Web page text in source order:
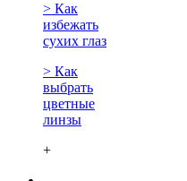
> Как
избежать
сухих глаз
> Как
выбрать
цветные
линзы
+